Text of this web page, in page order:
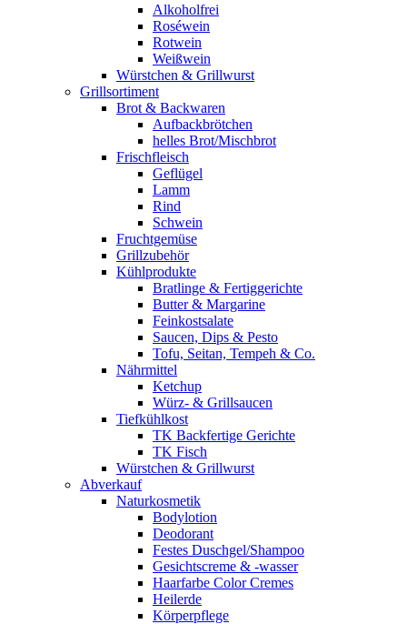
Alkoholfrei
Roséwein
Rotwein
Weißwein
Würstchen & Grillwurst
Grillsortiment
Brot & Backwaren
Aufbackbrötchen
helles Brot/Mischbrot
Frischfleisch
Geflügel
Lamm
Rind
Schwein
Fruchtgemüse
Grillzubehör
Kühlprodukte
Bratlinge & Fertiggerichte
Butter & Margarine
Feinkostsalate
Saucen, Dips & Pesto
Tofu, Seitan, Tempeh & Co.
Nährmittel
Ketchup
Würz- & Grillsaucen
Tiefkühlkost
TK Backfertige Gerichte
TK Fisch
Würstchen & Grillwurst
Abverkauf
Naturkosmetik
Bodylotion
Deodorant
Festes Duschgel/Shampoo
Gesichtscreme & -wasser
Haarfarbe Color Cremes
Heilerde
Körperpflege